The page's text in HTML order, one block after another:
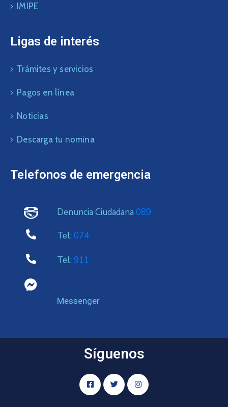
IMIPE
Ligas de interés
Trámites y servicios
Pagos en línea
Noticias
Descarga tu nomina
Telefonos de emergencia
Denuncia Ciudadana 089
Tel: 074
Tel: 911
Messenger
Síguenos